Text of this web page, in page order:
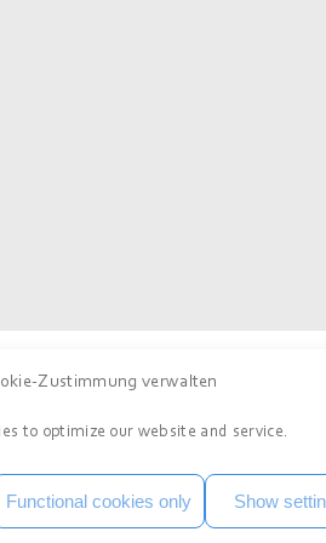
Zustimmung verwalten
to optimize our website and service.
Functional cookies only Show